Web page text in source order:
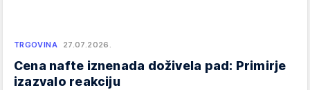
TRGOVINA 27.07.2026.
Cena nafte iznenada doživela pad: Primirje
izazvalo reakciju